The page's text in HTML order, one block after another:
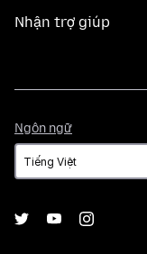
Nhận trợ giúp
Ngôn ngữ
ngữ